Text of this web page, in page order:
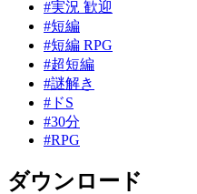
#実況 歓迎
#短編
#短編 RPG
#超短編
#謎解き
#ドS
#30分
#RPG
ダウンロード